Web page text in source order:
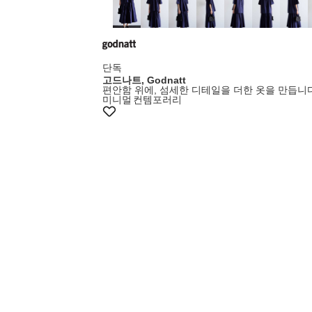
단독
고드나트, Godnatt
편안함 위에, 섬세한 디테일을 더한 옷을 만듭니
미니멀 컨템포러리